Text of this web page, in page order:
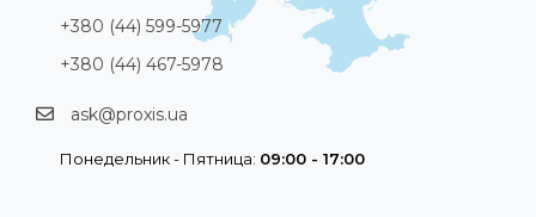
+380 (44) 599-5977
+380 (44) 467-5978
ask@proxis.ua
Понедельник - Пятница: 09:00 - 17:00